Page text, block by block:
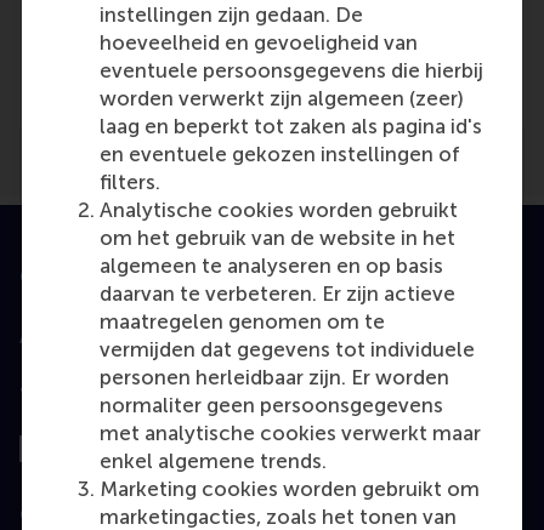
instellingen zijn gedaan. De
hoeveelheid en gevoeligheid van
eventuele persoonsgegevens die hierbij
worden verwerkt zijn algemeen (zeer)
laag en beperkt tot zaken als pagina id's
en eventuele gekozen instellingen of
filters.
Analytische cookies worden gebruikt
om het gebruik van de website in het
algemeen te analyseren en op basis
daarvan te verbeteren. Er zijn actieve
maatregelen genomen om te
vermijden dat gegevens tot individuele
personen herleidbaar zijn. Er worden
normaliter geen persoonsgegevens
met analytische cookies verwerkt maar
enkel algemene trends.
Marketing cookies worden gebruikt om
marketingacties, zoals het tonen van
Media Outlets
NRC Handelsblad(Unknown)
Geaccrediteerd door
Top gerangschikt
Geëvalueerd door